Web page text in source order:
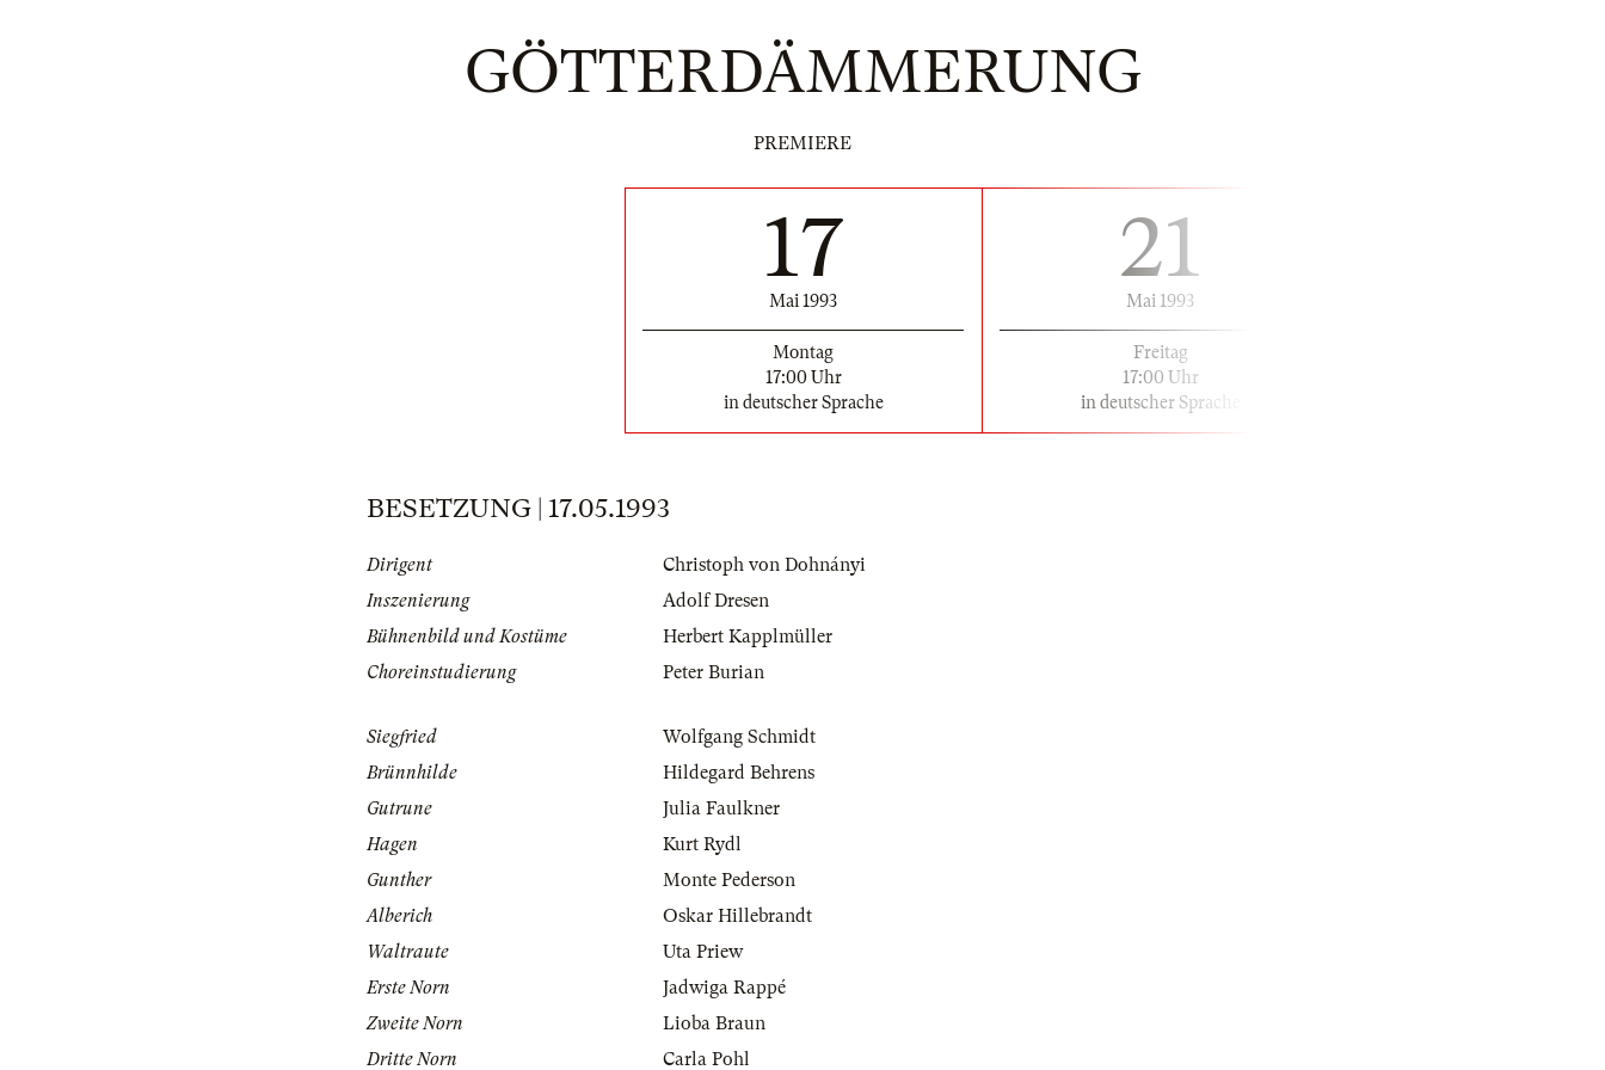
GÖTTERDÄMMERUNG
PREMIERE
17
Mai 1993
Montag
17:00 Uhr
in deutscher Sprache
21
Mai 1993
Freitag
17:00 Uhr
in deutscher Sprache
BESETZUNG | 17.05.1993
Dirigent
Christoph von Dohnányi
Inszenierung
Adolf Dresen
Bühnenbild und Kostüme
Herbert Kapplmüller
Choreinstudierung
Peter Burian
Siegfried
Wolfgang Schmidt
Brünnhilde
Hildegard Behrens
Gutrune
Julia Faulkner
Hagen
Kurt Rydl
Gunther
Monte Pederson
Alberich
Oskar Hillebrandt
Waltraute
Uta Priew
Erste Norn
Jadwiga Rappé
Zweite Norn
Lioba Braun
Dritte Norn
Carla Pohl